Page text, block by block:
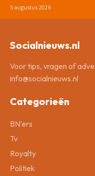
5 augustus 2026
Socialnieuws.nl
Voor tips, vragen of
info@socialnieuws.nl
Categorieën
BN’ers
Tv
Royalty
Politiek